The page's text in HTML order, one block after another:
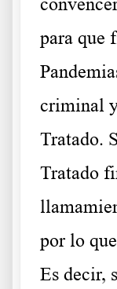
para que
criminal
Tratado.
Tratado
por lo
Es decir,